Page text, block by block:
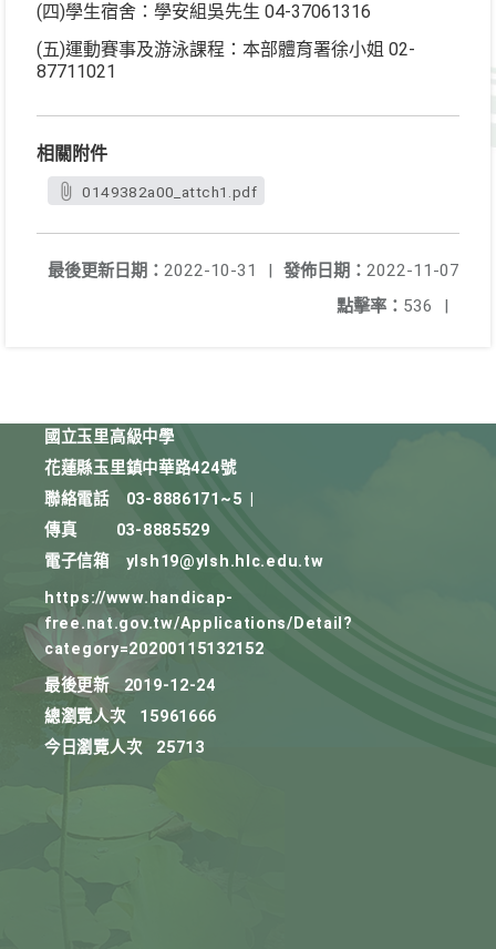
(四)學生宿舍：學安組吳先生 04-37061316
(五)運動賽事及游泳課程：本部體育署徐小姐 02-
87711021
相關附件
0149382a00_attch1.pdf
發佈日期： 2022-11-07
最後更新日期： 2022-10-31
|
點擊率： 536 |
國立玉里高級中學
花蓮縣玉里鎮中華路424號
聯絡電話
03-8886171~5
傳真
03-8885529
電子信箱
ylsh19@ylsh.hlc.edu.tw
https://www.handicap-
free.nat.gov.tw/Applications/Detail?
category=20200115132152
最後更新
2019-12-24
總瀏覽人次
15961666
今日瀏覽人次
25713